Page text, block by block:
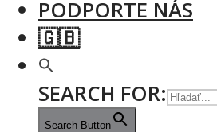
PODPORTE NÁS
🇬🇧
SEARCH FOR:
Search Button